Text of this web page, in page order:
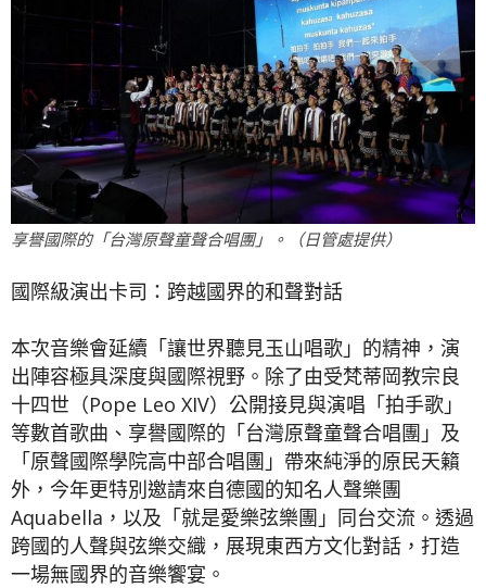
享譽國際的「台灣原聲童聲合唱團」。（日管處提供）
國際級演出卡司：跨越國界的和聲對話
本次音樂會延續「讓世界聽見玉山唱歌」的精神，演
出陣容極具深度與國際視野。除了由受梵蒂岡教宗良
十四世（Pope Leo XIV）公開接見與演唱「拍手歌」
等數首歌曲、享譽國際的「台灣原聲童聲合唱團」及
「原聲國際學院高中部合唱團」帶來純淨的原民天籟
外，今年更特別邀請來自德國的知名人聲樂團
Aquabella，以及「就是愛樂弦樂團」同台交流。透過
跨國的人聲與弦樂交織，展現東西方文化對話，打造
一場無國界的音樂饗宴。